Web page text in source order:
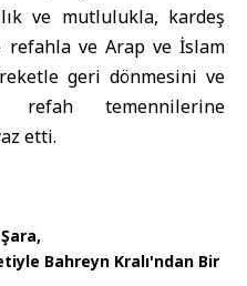
ve mutlulukla, kardeş
refahla ve Arap ve İslam
geri dönmesini ve
temennilerine
etti.
Bahreyn Kralı'ndan Bir